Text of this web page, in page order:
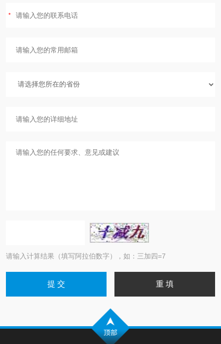
请输入计算结果（填写阿拉伯数字），如：三加四=7